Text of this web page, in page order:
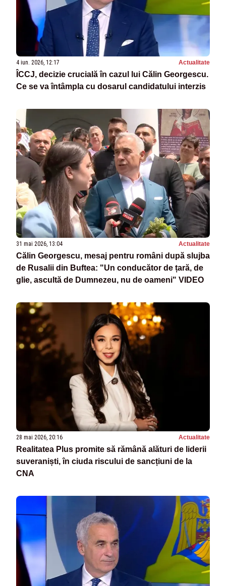
4 iun. 2026, 12:17 Actualitate
ÎCCJ, decizie crucială în cazul lui Călin Georgescu.
Ce se va întâmpla cu dosarul candidatului interzis
31 mai 2026, 13:04 Actualitate
Călin Georgescu, mesaj pentru români după slujba
de Rusalii din Buftea: "Un conducător de țară, de
glie, ascultă de Dumnezeu, nu de oameni" VIDEO
28 mai 2026, 20:16 Actualitate
Realitatea Plus promite să rămână alături de liderii
suveraniști, în ciuda riscului de sancțiuni de la
CNA